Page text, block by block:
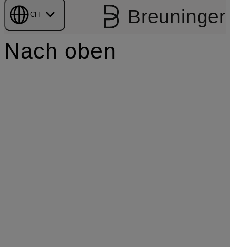
CH Breuninger
Nach oben